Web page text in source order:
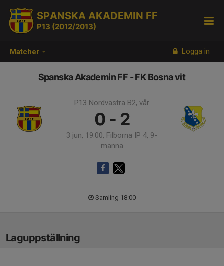
Matcher Logga in
SPANSKA AKADEMIN FF
P13 (2012/2013)
Spanska Akademin FF - FK Bosna vit
P13 Nordvästra B2, vår
0 - 2
3 jun, 19:00, Filborna IP 4, 9-
manna
Samling 18:00
Laguppställning